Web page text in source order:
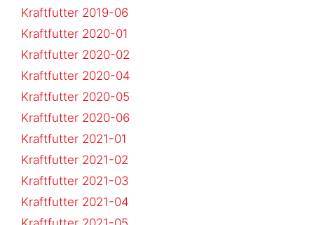
Kraftfutter 2019-06
Kraftfutter 2020-01
Kraftfutter 2020-02
Kraftfutter 2020-04
Kraftfutter 2020-05
Kraftfutter 2020-06
Kraftfutter 2021-01
Kraftfutter 2021-02
Kraftfutter 2021-03
Kraftfutter 2021-04